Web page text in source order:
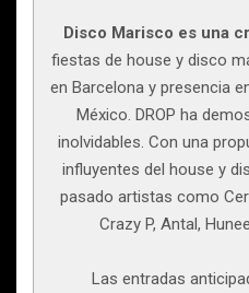
Disco Marisco es una
fiestas de house y disco
en Barcelona y presencia
México. DROP ha
inolvidables. Con una
influyentes del house y
pasado artistas como
Crazy P, Antal,
Las entradas